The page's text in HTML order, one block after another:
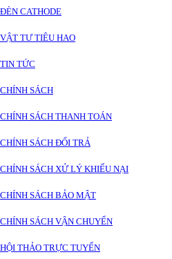
ĐÈN CATHODE
VẬT TƯ TIÊU HAO
TIN TỨC
CHÍNH SÁCH
CHÍNH SÁCH THANH TOÁN
CHÍNH SÁCH ĐỔI TRẢ
CHÍNH SÁCH XỬ LÝ KHIẾU NẠI
CHÍNH SÁCH BẢO MẬT
CHÍNH SÁCH VẬN CHUYỂN
HỘI THẢO TRỰC TUYẾN